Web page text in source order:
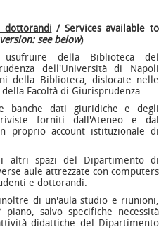
dottorandi / Services available to
see below)
della Biblioteca del
dell'Università di Napoli
della Biblioteca, dislocate nelle
Facoltà di Giurisprudenza.
banche dati giuridiche e degli
forniti dall'Ateneo e dal
proprio account istituzionale di
altri spazi del Dipartimento di
aule attrezzate con computers
e dottorandi.
di un'aula studio e riunioni,
salvo specifiche necessità
didattiche del Dipartimento